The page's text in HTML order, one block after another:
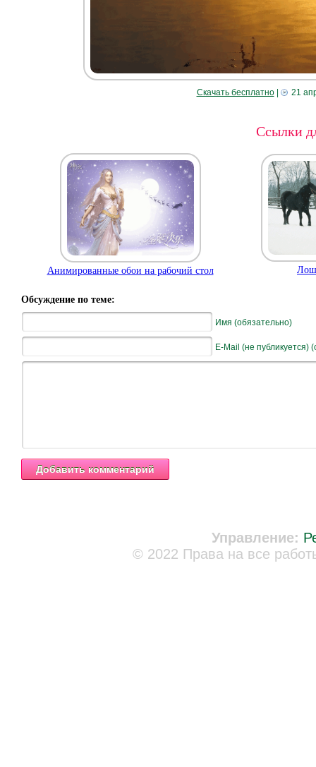
Скачать бесплатно| 21
Ссылки
Анимированные обои на рабочий стол
Обсуждение по теме:
Имя (обязательно)
E-Mail (не публикуется)
Управление:
© 2022 Права на все